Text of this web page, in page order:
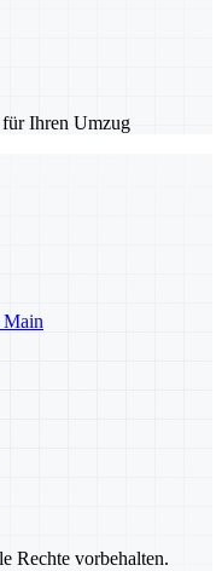
Ihren Umzug
Main
Rechte vorbehalten.